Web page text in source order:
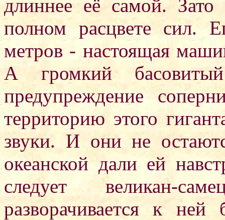
длиннее её самой.
полном расцвете сил.
метров - настоящая
А громкий
предупреждение
территорию этого
звуки. И они не
океанской дали ей
следует великан-
разворачивается к